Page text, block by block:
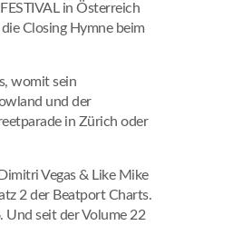
in Österreich
Closing Hymne beim
womit sein
und der
in Zürich oder
Vegas & Like Mike
2 der Beatport Charts.
Und seit der Volume 22